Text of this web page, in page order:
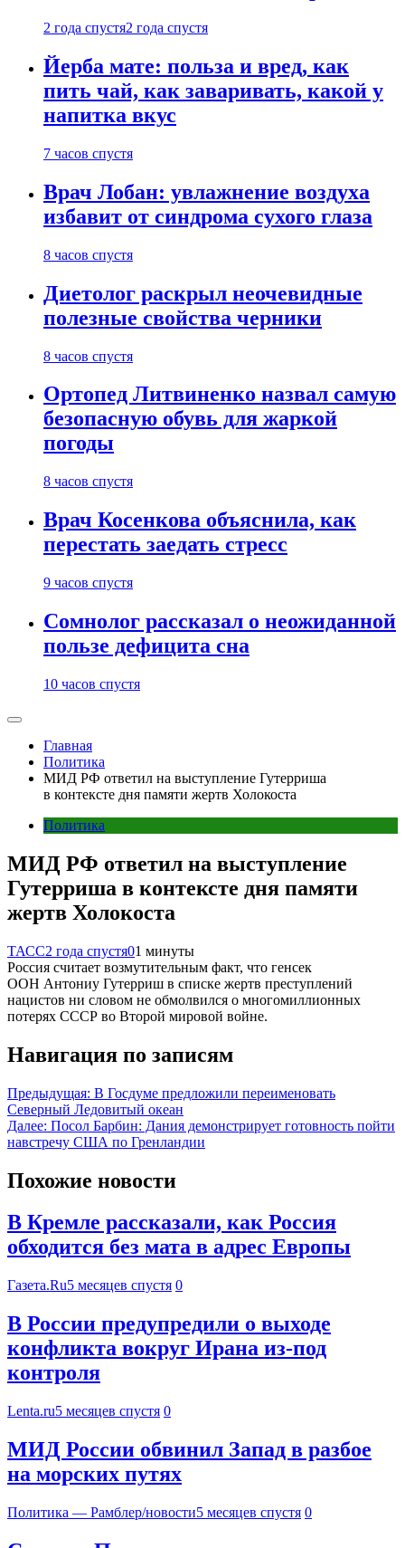
2 года спустя2 года спустя
Йерба мате: польза и вред, как
пить чай, как заваривать, какой у
напитка вкус
7 часов спустя
Врач Лобан: увлажнение воздуха
избавит от синдрома сухого глаза
8 часов спустя
Диетолог раскрыл неочевидные
полезные свойства черники
8 часов спустя
Ортопед Литвиненко назвал самую
безопасную обувь для жаркой
погоды
8 часов спустя
Врач Косенкова объяснила, как
перестать заедать стресс
9 часов спустя
Сомнолог рассказал о неожиданной
пользе дефицита сна
10 часов спустя
Главная
Политика
МИД РФ ответил на выступление Гутерриша
в контексте дня памяти жертв Холокоста
Политика
МИД РФ ответил на выступление
Гутерриша в контексте дня памяти
жертв Холокоста
ТАСС2 года спустя01 минуты
Россия считает возмутительным факт, что генсек
ООН Антониу Гутерриш в списке жертв преступлений
нацистов ни словом не обмолвился о многомиллионных
потерях СССР во Второй мировой войне.
Навигация по записям
Предыдущая: В Госдуме предложили переименовать
Северный Ледовитый океан
Далее: Посол Барбин: Дания демонстрирует готовность пойти
навстречу США по Гренландии
Похожие новости
В Кремле рассказали, как Россия
обходится без мата в адрес Европы
Газета.Ru5 месяцев спустя 0
В России предупредили о выходе
конфликта вокруг Ирана из-под
контроля
Lenta.ru5 месяцев спустя 0
МИД России обвинил Запад в разбое
на морских путях
Политика — Рамблер/новости5 месяцев спустя 0